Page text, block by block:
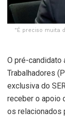
"É preciso muita
O pré-candidato
Trabalhadores
exclusiva do
receber o apoio
os relacionados